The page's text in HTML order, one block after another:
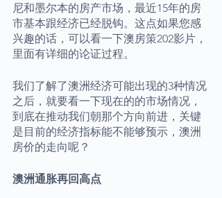
尼和墨尔本的房产市场，最近15年的房
市基本跟经济已经脱钩。这点如果您感
兴趣的话，可以看一下澳房策202影片，
里面有详细的论证过程。
我们了解了澳洲经济可能出现的3种情况
之后，就要看一下现在的的市场情况，
到底在推动我们朝那个方向前进，关键
是目前的经济指标能不能够预示，澳洲
房价的走向呢？
澳洲通胀再回高点